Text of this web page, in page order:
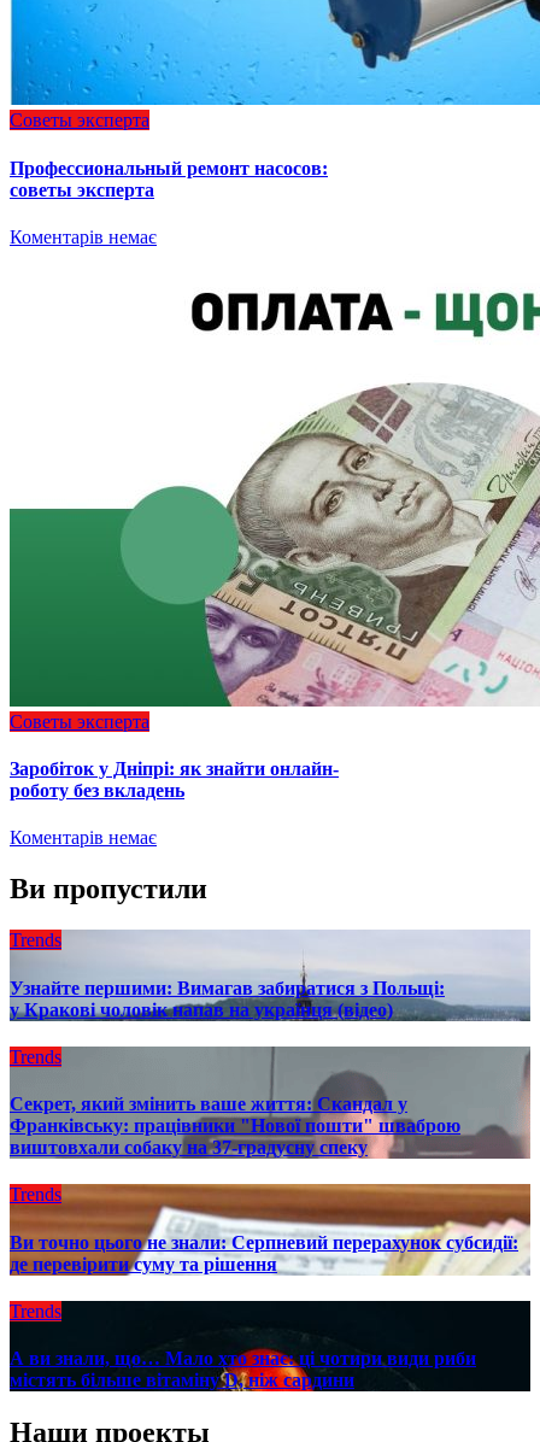
Советы эксперта
Профессиональный ремонт насосов:
советы эксперта
Коментарів немає
Советы эксперта
Заробіток у Дніпрі: як знайти онлайн-
роботу без вкладень
Коментарів немає
Ви пропустили
Trends
Узнайте першими: Вимагав забиратися з Польщі:
у Кракові чоловік напав на українця (відео)
Trends
Секрет, який змінить ваше життя: Скандал у
Франківську: працівники "Нової пошти" шваброю
виштовхали собаку на 37-градусну спеку
Trends
Ви точно цього не знали: Серпневий перерахунок субсидії:
де перевірити суму та рішення
Trends
А ви знали, що… Мало хто знає: ці чотири види риби
містять більше вітаміну D, ніж сардини
Наши проекты